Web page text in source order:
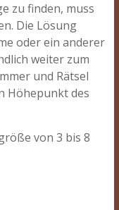
zu finden, muss
Die Lösung
oder ein anderer
weiter zum
und Rätsel
Höhepunkt des
von 3 bis 8